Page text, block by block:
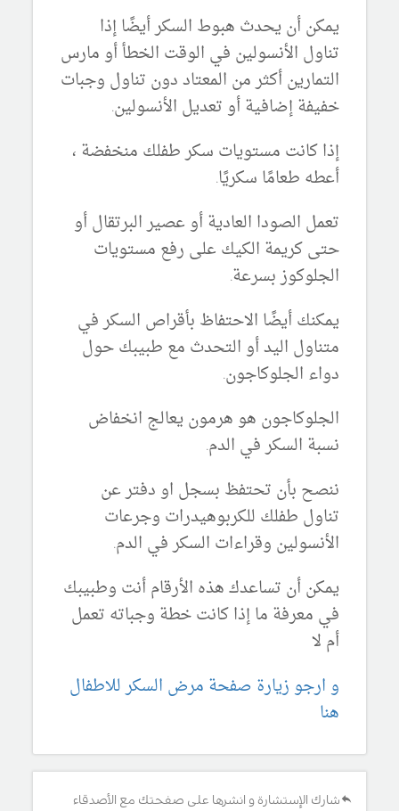
يمكن أن يحدث هبوط السكر أيضًا إذا
تناول الأنسولين في الوقت الخطأ أو مارس
التمارين أكثر من المعتاد دون تناول وجبات
خفيفة إضافية أو تعديل الأنسولين.
إذا كانت مستويات سكر طفلك منخفضة ،
أعطه طعامًا سكريًا.
تعمل الصودا العادية أو عصير البرتقال أو
حتى كريمة الكيك على رفع مستويات
الجلوكوز بسرعة.
يمكنك أيضًا الاحتفاظ بأقراص السكر في
متناول اليد أو التحدث مع طبيبك حول
دواء الجلوكاجون.
الجلوكاجون هو هرمون يعالج انخفاض
نسبة السكر في الدم.
ننصح بأن تحتفظ بسجل او دفتر عن
تناول طفلك للكربوهيدرات وجرعات
الأنسولين وقراءات السكر في الدم.
يمكن أن تساعدك هذه الأرقام أنت وطبيبك
في معرفة ما إذا كانت خطة وجباته تعمل
أم لا
و ارجو زيارة صفحة مرض السكر للاطفال
هنا
شارك الإستشارة و انشرها على صفحتك مع الأصدقاء